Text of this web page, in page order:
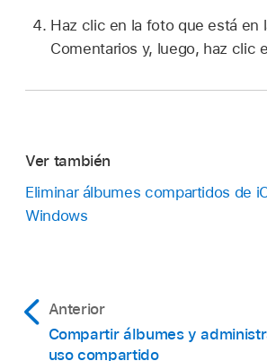
Haz clic en la foto que está en
Comentarios y, luego, haz clic
Ver también
Eliminar álbumes compartidos de
Windows
Anterior
Compartir álbumes y
uso compartido